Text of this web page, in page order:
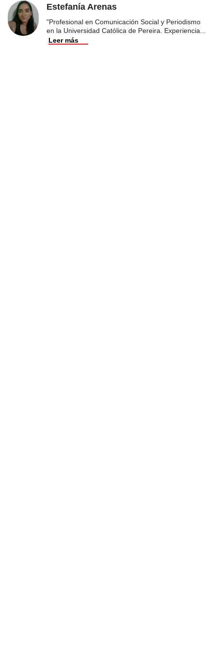
Estefanía Arenas
"Profesional en Comunicación Social y Periodismo
en la Universidad Católica de Pereira. Experiencia
Leer más